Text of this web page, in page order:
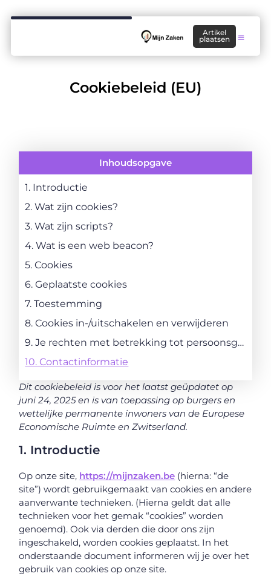
Artikel
plaatsen
Cookiebeleid (EU)
Dit cookiebeleid is voor het laatst geüpdatet op
juni 24, 2025 en is van toepassing op burgers en
wettelijke permanente inwoners van de Europese
Economische Ruimte en Zwitserland.
1. Introductie
Op onze site, https://mijnzaken.be (hierna: “de
site”) wordt gebruikgemaakt van cookies en andere
aanverwante technieken. (Hierna geldt dat alle
technieken voor het gemak “cookies” worden
genoemd). Ook via derden die door ons zijn
ingeschakeld, worden cookies geplaatst. In het
onderstaande document informeren wij je over het
gebruik van cookies op onze site.
Inhoudsopgave
1. Introductie
2. Wat zijn cookies?
3. Wat zijn scripts?
4. Wat is een web beacon?
5. Cookies
6. Geplaatste cookies
7. Toestemming
8. Cookies in-/uitschakelen en verwijderen
9. Je rechten met betrekking tot persoonsgegevens
10. Contactinformatie